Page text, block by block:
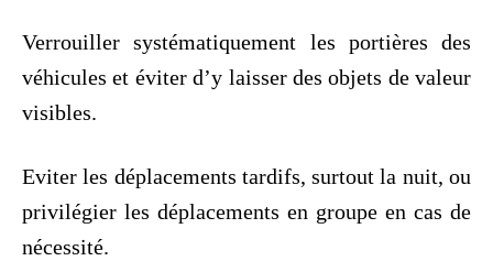
Verrouiller systématiquement les portières des
véhicules et éviter d’y laisser des objets de valeur
visibles.
Eviter les déplacements tardifs, surtout la nuit, ou
privilégier les déplacements en groupe en cas de
nécessité.